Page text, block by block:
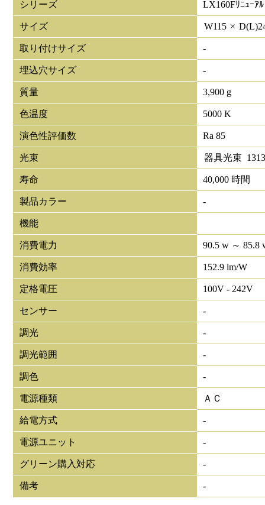
シリーズ LX160Fﾘﾆｭｰｱﾙ
サイズ W115 × D(L)
取り付けサイズ -
埋込穴サイズ -
質量 3,900 g
色温度 5000 K
演色性評価数 Ra 85
光束 器具光束
寿命 40,000 時間
製品カラー -
機能
消費電力 90.5 w ～ 85.8
消費効率 152.9 lm/W
定格電圧 100V - 242V
センサー -
調光 -
調光範囲 -
調色 -
電源種類 ＡＣ
給電方式 -
電源ユニット -
グリーン購入対応 -
備考 -